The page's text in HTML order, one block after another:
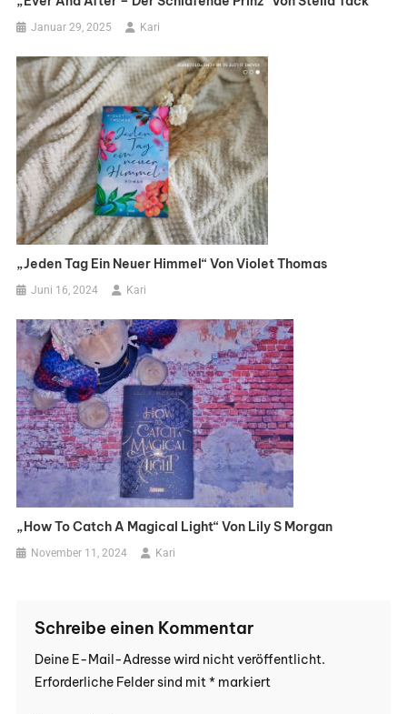
Januar 29, 2025 Kari
„Jeden Tag Ein Neuer Himmel“ Von Violet Thomas
Juni 16, 2024 Kari
„How To Catch A Magical Light“ Von Lily S Morgan
November 11, 2024 Kari
Schreibe einen Kommentar
Deine E-Mail-Adresse wird nicht veröffentlicht.
Erforderliche Felder sind mit*markiert